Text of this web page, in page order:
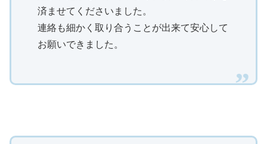
済ませてくださいました。
連絡も細かく取り合うことが出来て安心して
お願いできました。